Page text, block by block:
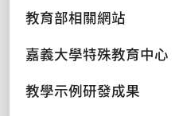
教育部相關網站
嘉義大學特殊教育中心
教學示例研發成果